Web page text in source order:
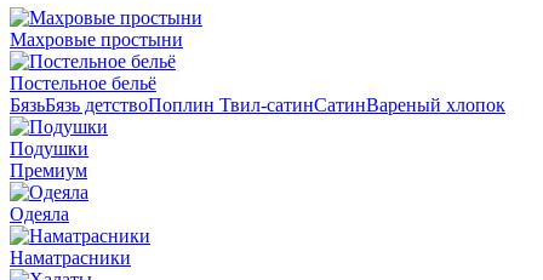
Махровые простыни
Постельное бельё
БязьБязь детствоПоплин Твил-сатинСатинВареный хлопок
Подушки
Премиум
Одеяла
Наматрасники